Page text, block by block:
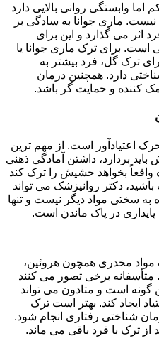
وابستگی روانی بالایی دارد
ماری جوانا به سادگی بر
اثر می گذارد و این برای
است. برای ترک ماری جوانا یا
ترک گل، فرد بیشتر به
دارد. همچنین درمان
کننده و حمایت گر باشد.
اعتیادآور است. از مهم ترین
بردارد، داشتن آمادگی ذهنی
بخواهد حشیش را ترک کند
دکتر روانپزشک می تواند
به سختی مواد دیگر نیست و تنها
در پاک ماندن است.
مخدری همچون هروئین،
برخی تصور می کنند
گونه است و متادون می تواند
ایجاد کند. بهتر است ترک
شناختی رفتاری انجام شود.
از ترک با فرد باقی می ماند.